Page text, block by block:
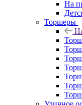
На
Торшеры